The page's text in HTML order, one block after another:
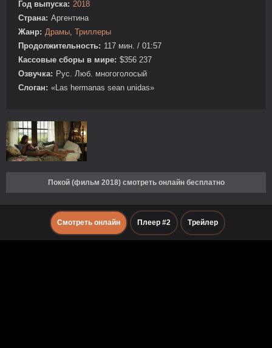
Год выпуска: 2018
Страна: Аргентина
Жанр: Драмы Триллеры
Продолжительность: 117 мин. / 01:57
Кассовые сборы в мире: $356 237
Озвучка: Рус. Люб. многоголосый
Слоган: «Las hermanas sean unidas»
Покой (фильм 2018) смотреть онлайн бесплатно
Смотреть онлайн Плеер #2 Трейлер